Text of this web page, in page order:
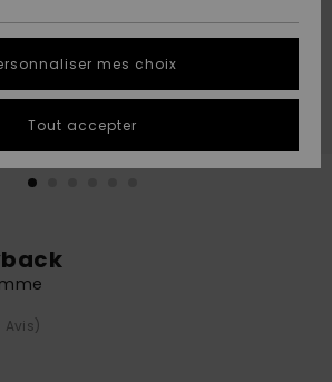
A
Découvrir
A
Découvrir
Démarrez
pour obtenir
question.
Démarrer
conversation
Avis)
mes choix
Tout accepter